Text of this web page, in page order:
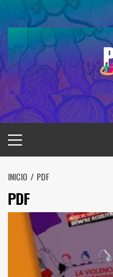
al
contenido
principal
INICIO PDF
PDF